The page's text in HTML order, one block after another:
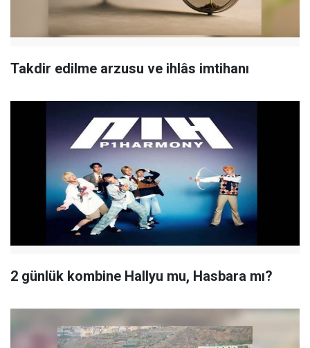
Takdir edilme arzusu ve ihlâs imtihanı
2 günlük kombine Hallyu mu, Hasbara mı?